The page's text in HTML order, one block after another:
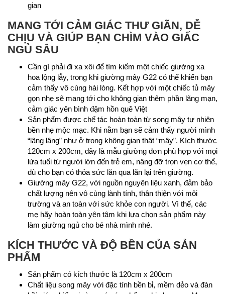
gian
MANG TỚI CẢM GIÁC THƯ GIÃN, DỄ
CHỊU VÀ GIÚP BẠN CHÌM VÀO GIẤC
NGỦ SÂU
Cần gì phải đi xa xôi để tìm kiếm một chiếc giường xa
hoa lộng lẫy, trong khi giường mây G22 có thể khiến bạn
cảm thấy vô cùng hài lòng. Kết hợp với một chiếc tủ mây
gọn nhẹ sẽ mang tới cho không gian thêm phần lãng mạn,
cảm giác yên bình đậm hồn quê Việt
Sản phẩm được chế tác hoàn toàn từ song mây tự nhiên
bền nhẹ mộc mạc. Khi nằm bạn sẽ cảm thấy người mình
“lâng lâng” như ở trong không gian thật “mây”. Kích thước
120cm x 200cm, đây là mẫu giường đơn phù hợp với mọi
lứa tuổi từ người lớn đến trẻ em, nâng đỡ trọn vẹn cơ thể,
dù cho bạn có thỏa sức lăn qua lăn lại trên giường.
Giường mây G22, với nguồn nguyên liệu xanh, đảm bảo
chất lượng nên vô cùng lành tính, thân thiện với môi
trường và an toàn với sức khỏe con người. Vì thế, các
mẹ hãy hoàn toàn yên tâm khi lựa chọn sản phẩm này
làm giường ngủ cho bé nhà mình nhé.
KÍCH THƯỚC VÀ ĐỘ BỀN CỦA SẢN
PHẨM
Sản phẩm có kích thước là 120cm x 200cm
Chất liệu song mây với đặc tính bền bỉ, mềm dẻo và đàn